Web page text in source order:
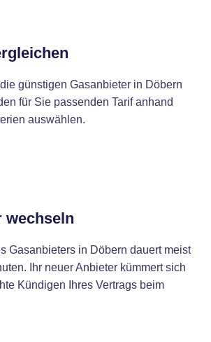
günstigen Gasanbieter in Döbern
für Sie passenden Tarif anhand
auswählen.
wechseln
Gasanbieters in Döbern dauert meist
Ihr neuer Anbieter kümmert sich
Kündigen Ihres Vertrags beim